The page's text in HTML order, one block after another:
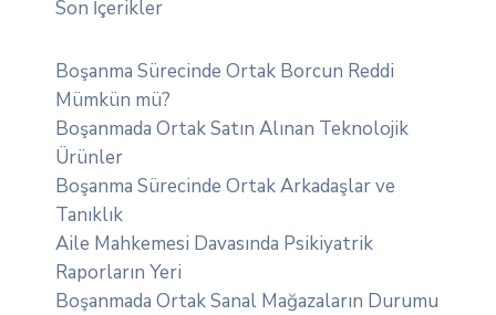
Son İçerikler
Boşanma Sürecinde Ortak Borcun Reddi
Mümkün mü?
Boşanmada Ortak Satın Alınan Teknolojik
Ürünler
Boşanma Sürecinde Ortak Arkadaşlar ve
Tanıklık
Aile Mahkemesi Davasında Psikiyatrik
Raporların Yeri
Boşanmada Ortak Sanal Mağazaların Durumu